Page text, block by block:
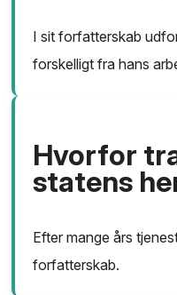
I sit forfatterskab
forskelligt fra hans
Hvorfor
statens
Efter mange års
forfatterskab.